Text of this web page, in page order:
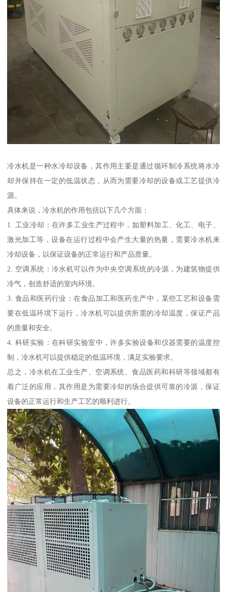
冷水机是一种水冷却设备，其作用主要是通过循环制冷系统将水冷
却并保持在一定的低温状态，从而为需要冷却的设备或工艺提供冷
源。
具体来说，冷水机的作用包括以下几个方面：
1. 工业冷却：在许多工业生产过程中，如塑料加工、化工、电子、
激光加工等，设备在运行过程中会产生大量的热量，需要冷水机来
冷却设备，以保证设备的正常运行和产品质量。
2. 空调系统：冷水机可以作为中央空调系统的冷源，为建筑物提供
冷气，创造舒适的室内环境。
3. 食品和医药行业：在食品加工和医药生产中，某些工艺和设备需
要在低温环境下运行，冷水机可以提供所需的冷却温度，保证产品
的质量和安全。
4. 科研实验：在科研实验室中，许多实验设备和仪器需要的温度控
制，冷水机可以提供稳定的低温环境，满足实验要求。
总之，冷水机在工业生产、空调系统、食品医药和科研等领域都有
着广泛的应用，其作用是为需要冷却的场合提供可靠的冷源，保证
设备的正常运行和生产工艺的顺利进行。